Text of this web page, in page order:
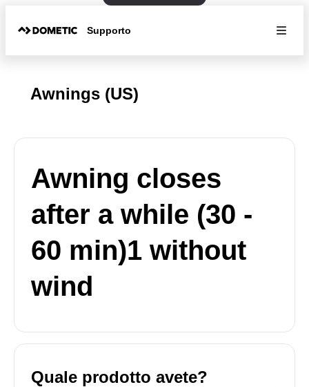
Supporto
Awnings (US)
Awning closes
after a while (30 -
60 min)1 without
wind
Quale prodotto avete?